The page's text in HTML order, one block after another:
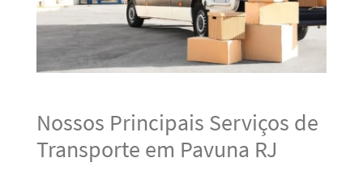
Nossos Principais Serviços de
Transporte em Pavuna RJ